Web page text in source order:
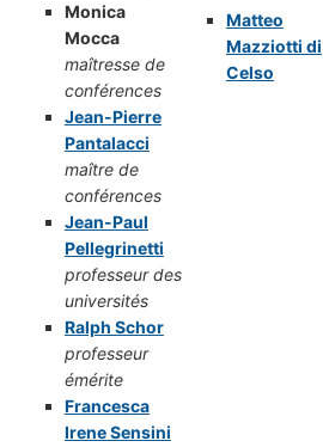
Monica
Mocca
maîtresse de
conférences
Jean-Pierre
Pantalacci
maître de
conférences
Jean-Paul
Pellegrinetti
professeur des
universités
Ralph Schor
professeur
émérite
Francesca
Irene Sensini
Matteo
Mazziotti di
Celso